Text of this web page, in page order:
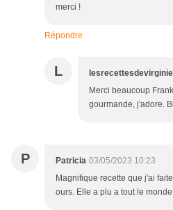
merci !
Répondre
L lesrecettesdevirginie
Merci beaucoup
gourmande, j'adore.
P Patricia 03/05/2023 10:23
Magnifique recette que j'ai
ours. Elle a plu a tout le